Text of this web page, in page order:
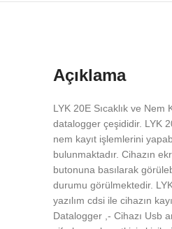
Açıklama
LYK 20E Sıcaklık ve
datalogger çeşididir. LYK
nem kayıt işlemlerini
bulunmaktadır. Cihazın
butonuna basılarak
durumu görülmektedir.
yazılım cdsi ile cihazın
Datalogger ,- Cihazı Usb